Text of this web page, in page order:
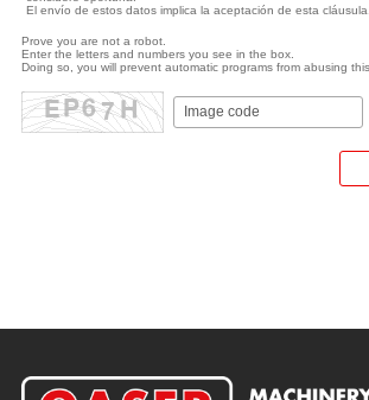
El envío de estos datos implica la aceptación de esta cláusula.
Prove you are not a robot.
Enter the letters and numbers you see in the box.
Doing so, you will prevent automatic programs from abusing this